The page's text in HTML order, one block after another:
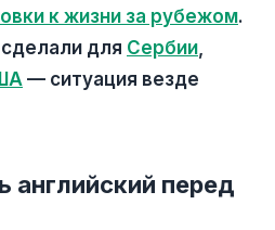
к жизни за рубежом.
для Сербии,
— ситуация везде
английский перед